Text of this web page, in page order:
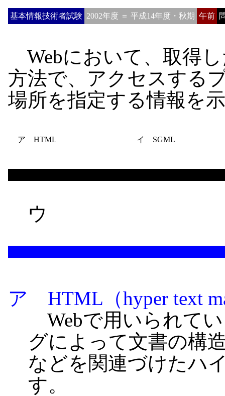
基本情報技術者試験 2002年度 ＝ 平成14年度・秋期 午前
Webにおいて、取得
方法で、アクセスする
場所を指定する情報を
ア HTML イ SGML
ウ
ア HTML（hyper text
Webで用いられて
グによって文書の構
などを関連づけたハ
す。